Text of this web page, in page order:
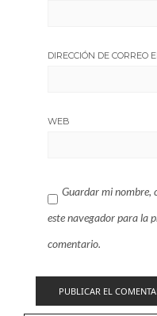
DIRECCIÓN DE CORREO
WEB
Guardar mi nombre,
este navegador para la
comentario.